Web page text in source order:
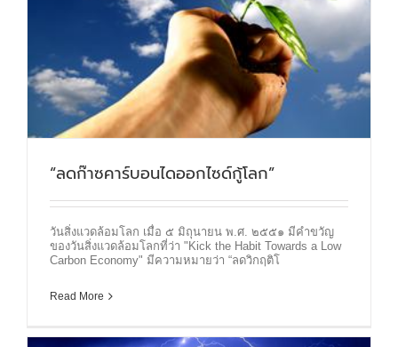
“ลดก๊าซคาร์บอนไดออกไซด์กู้โลก”
วันสิ่งแวดล้อมโลก เมื่อ ๕ มิถุนายน พ.ศ. ๒๕๕๑ มีคำขวัญ
ของวันสิ่งแวดล้อมโลกที่ว่า "Kick the Habit Towards a Low
Carbon Economy" มีความหมายว่า “ลดวิกฤติโ
Read More